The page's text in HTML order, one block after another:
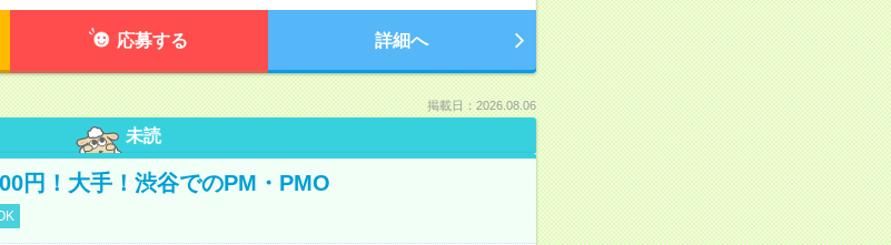
応募する 詳細へ
掲載日：2026.08.06
未読
円！大手！渋谷でのPM・PMO